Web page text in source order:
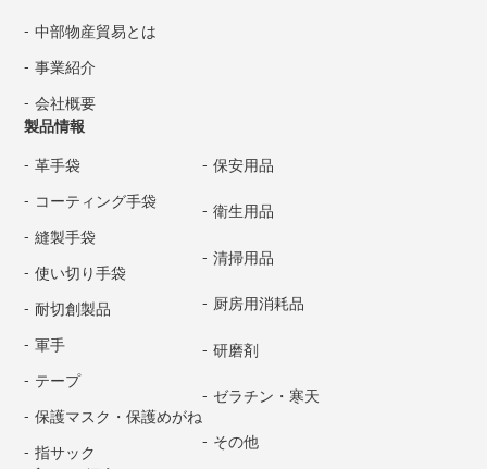
中部物産貿易とは
事業紹介
会社概要
製品情報
革手袋
コーティング手袋
縫製手袋
使い切り手袋
耐切創製品
軍手
テープ
保護マスク・保護めがね
指サック
保安用品
衛生用品
清掃用品
厨房用消耗品
研磨剤
ゼラチン・寒天
その他